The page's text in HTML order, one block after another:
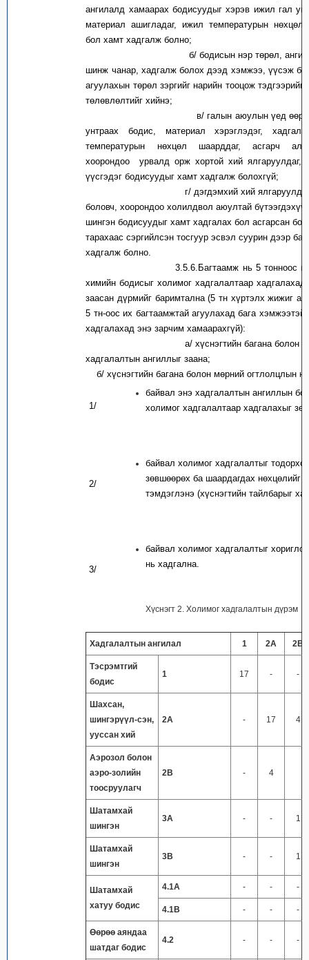
ангилалд хамаарах бодисуудыг хэрэв ижил гал
материал ашигладаг, ижил температурын
бол хамт хадгалж болно;
б/ бодисын нэр төрөл, ангилал,
шинж чанар, хадгалж болох дээд хэмжээ, үүсэж
агуулахын төрөл зэргийг нарийн тооцож
төлөвлөлтийг хийнэ;
в/ галын аюулын үед өөр
унтраах бодис, материал хэрэглэдэг,
температурын нөхцөл шаарддаг, асгарч
хоорондоо урвалд орж хортой хий ялгаруулдаг,
үүсгэдэг бодисуудыг хамт хадгалж болохгүй;
г/ дэгдэмхий хий
боловч, хоорондоо холилдвол аюултай
шингэн бодисуудыг хамт хадгалах бол асгарсан
тарахаас сэргийлсэн тосгуур эсвэл суурин дээр
хадгалж болно.
3.5.6.Багтаамж нь 5 тонноос их
химийн бодисыг холимог хадгалалтаар хадгалахад
заасан дүрмийг баримтална (5 тн хүртэлх жижиг
5 тн-оос их багтаамжтай агуулахад бага
хадгалахад энэ зарчим хамаарахгүй):
а/ хүснэгтийн багана болон
хадгалалтын ангиллыг заана;
б/ хүснэгтийн багана болон мөрний огтлолцлын
1/
байвал энэ хадгалалтын ангиллын
холимог хадгалалтаар хадгалахыг
2/
байвал холимог хадгалалтыг
зөвшөөрөх ба шаардагдах нөхцөлийг
тэмдэглэнэ (хүснэгтийн тайлбарыг
3/
байвал холимог хадгалалтыг
нь хадгална.
Хүснэгт 2. Холимог хадгалалтын дүрэм
Хадгалалтын ангилал 1 2А 2В
Тэсрэмтгий
бодис
1 17 - -
Шахсан,
шингэрүүл-сэн,
ууссан хий
2А - 17 4
Аэрозол болон
аэро-золийн
тоосруулагч
2В - 4
Шатамхай
шингэн
3А - - 1
Шатамхай
шингэн
3В - - 1
Шатамхай
хатуу бодис
4.1А - - -
4.1В - - -
Өөрөө аяндаа
шатдаг бодис
4.2 - - -